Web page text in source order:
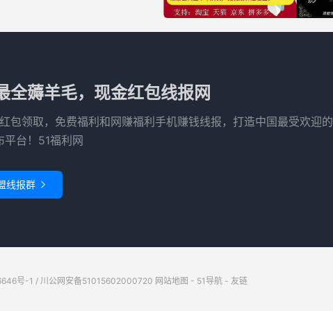
全薅羊毛，现金红包线报网
领取，免费福利和网赚福利手机赚钱线报，打造中国最受欢迎的
平台！51福利网
线报群 
号-1 / 川公网安备51015602000720 网站地图 - 51导航 - 友链